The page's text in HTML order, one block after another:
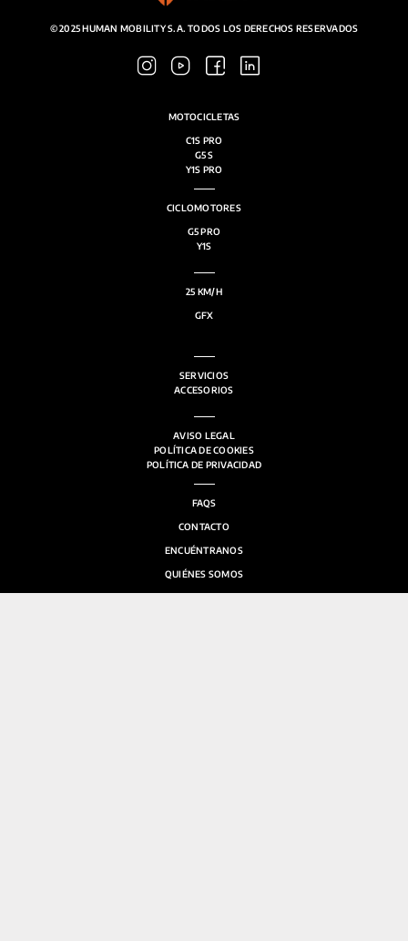
SALA DE PRENSA
CONTACTO
© 2025 HUMAN MOBILITY S.A. TODOS LOS DERECHOS RESERVADOS
MOTOCICLETAS
C1S PRO
G5 S
Y1S PRO
CICLOMOTORES
G5 PRO
Y1S
25 KM/H
GFX
SERVICIOS
ACCESORIOS
AVISO LEGAL
POLÍTICA DE COOKIES
POLÍTICA DE PRIVACIDAD
FAQS
CONTACTO
ENCUÉNTRANOS
QUIÉNES SOMOS